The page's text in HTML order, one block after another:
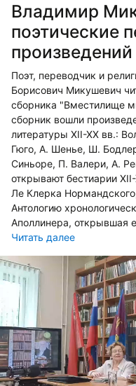
Владимир
поэтические
Поэт, переводчик и
Борисович Микушевич
сборника "Вместилище
сборник вошли
литературы XII-XX вв.:
Гюго, А. Шенье, Ш.
Синьоре, П. Валери, А.
открывают бестиарии
Ле Клерка
Антологию
Аполлинера, открывшая
Читать далее